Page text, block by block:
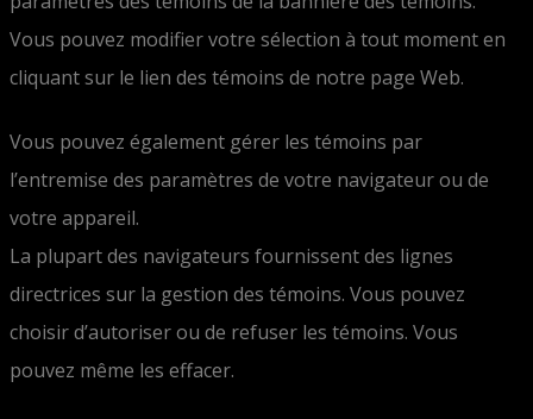
Vous pouvez modifier votre sélection à tout moment en
cliquant sur le lien des témoins de notre page Web.
Vous pouvez également gérer les témoins par
l’entremise des paramètres de votre navigateur ou de
votre appareil.
La plupart des navigateurs fournissent des lignes
directrices sur la gestion des témoins. Vous pouvez
choisir d’autoriser ou de refuser les témoins. Vous
pouvez même les effacer.